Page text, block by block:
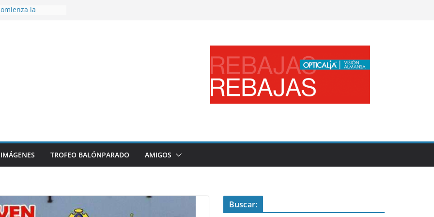
la
sumando
26/27
en el
de
IMÁGENES TROFEO BALÓNPARADO AMIGOS
Buscar: